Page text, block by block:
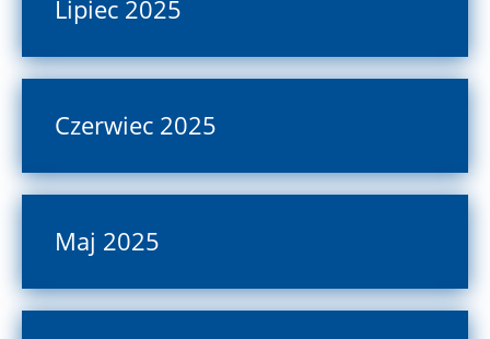
Lipiec 2025
Czerwiec 2025
Maj 2025